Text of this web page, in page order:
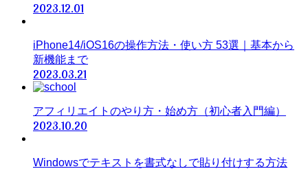
2023.12.01
iPhone14/iOS16の操作方法・使い方 53選｜基本から
新機能まで
2023.03.21
アフィリエイトのやり方・始め方（初心者入門編）
2023.10.20
Windowsでテキストを書式なしで貼り付けする方法